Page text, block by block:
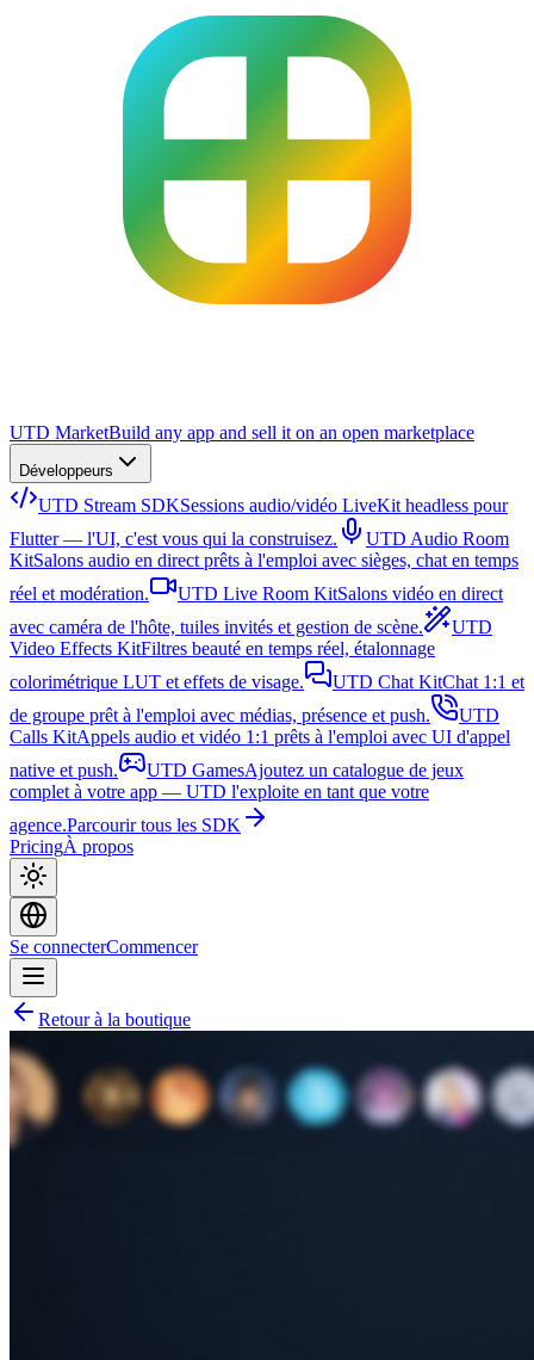
UTD MarketBuild any app and sell it on an open marketplace
Développeurs
UTD Stream SDKSessions audio/vidéo LiveKit headless pour
Flutter — l'UI, c'est vous qui la construisez.
UTD Audio Room
KitSalons audio en direct prêts à l'emploi avec sièges, chat en temps
réel et modération.
UTD Live Room KitSalons vidéo en direct
avec caméra de l'hôte, tuiles invités et gestion de scène.
UTD
Video Effects KitFiltres beauté en temps réel, étalonnage
colorimétrique LUT et effets de visage.
UTD Chat KitChat 1:1 et
de groupe prêt à l'emploi avec médias, présence et push.
UTD
Calls KitAppels audio et vidéo 1:1 prêts à l'emploi avec UI d'appel
native et push.
UTD GamesAjoutez un catalogue de jeux
complet à votre app — UTD l'exploite en tant que votre
agence.Parcourir tous les SDK
PricingÀ propos
Se connecterCommencer
Retour à la boutique